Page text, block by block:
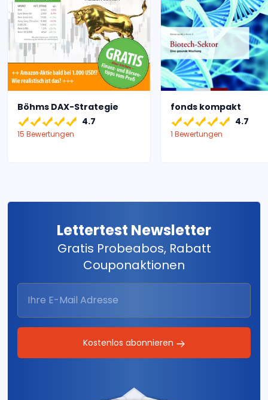
Böhms DAX-Strategie
4.7
15 Bewertungen
fonds kompakt
4.7
1 Bewertungen
Lettertest Newsletter
Gratis Probeabos, Rabatt
Couponaktionen
Kostenlos abonnieren